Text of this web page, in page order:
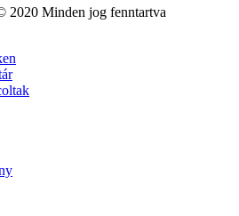
2020 Minden jog fenntartva